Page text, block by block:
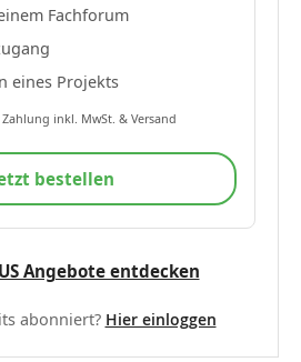
Fachforum
eines Projekts
inkl. MwSt. & Versand
bestellen
Angebote entdecken
abonniert? Hier einloggen